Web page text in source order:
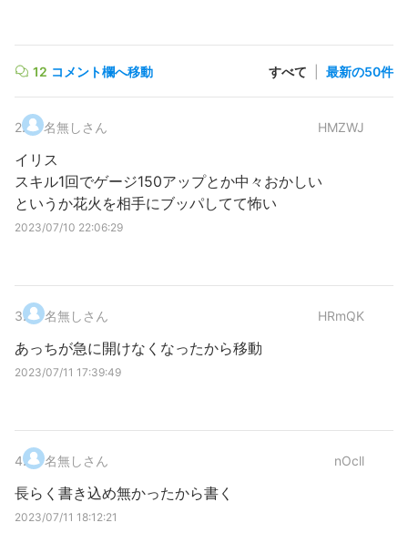
12 コメント欄へ移動 すべて 最新の50件
2. 名無しさん HMZWJ
イリス
スキル1回でゲージ150アップとか中々おかしい
というか花火を相手にブッパしてて怖い
2023/07/10 22:06:29
3. 名無しさん HRmQK
あっちが急に開けなくなったから移動
2023/07/11 17:39:49
4. 名無しさん nOcll
長らく書き込め無かったから書く
2023/07/11 18:12:21